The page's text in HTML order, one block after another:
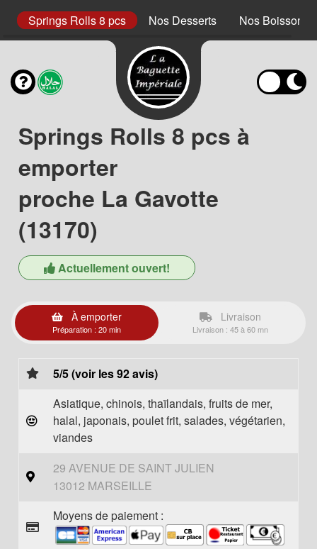
Springs Rolls 8 pcs Nos Desserts Nos Boissons
Springs Rolls 8 pcs à
emporter
proche La Gavotte
(13170)
Actuellement ouvert!
À emporter
Préparation : 20 min
Livraison
Livraison : 45 à 60 mn
5/5 (voir les 92 avis)
Asiatique, chinois, thaïlandais, fruits de mer,
halal, japonais, poulet frit, salades, végétarien,
viandes
29 AVENUE DE SAINT JULIEN
13012 MARSEILLE
Moyens de paiement :